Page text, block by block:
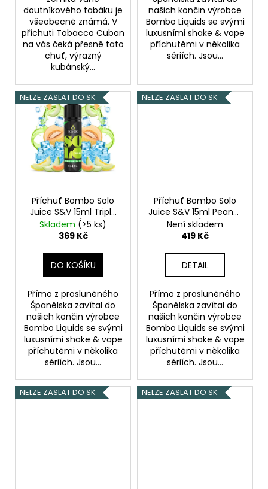
doutníkového tabáku je
všeobecně známá. V
příchuti Tobacco Cuban
na vás čeká přesně tato
chuť, výrazný
kubánský...
našich končin výrobce
Bombo Liquids se svými
luxusními shake & vape
příchutěmi v několika
sériích. Jsou...
NELZE ZASLAT DO SK
Příchuť Bombo Solo
Juice S&V 15ml Triple
Melon Ice (Ledový
cukrový meloun)
Skladem (>5 ks)
369 Kč
DO KOŠÍKU
Přímo z prosluněného
Španělska zavítal do
našich končin výrobce
Bombo Liquids se svými
luxusními shake & vape
příchutěmi v několika
sériích. Jsou...
NELZE ZASLAT DO SK
Příchuť Bombo Solo
Juice S&V 15ml Peanut
Tobacco (Tabák s
arašídy)
Není skladem
419 Kč
DETAIL
Přímo z prosluněného
Španělska zavítal do
našich končin výrobce
Bombo Liquids se svými
luxusními shake & vape
příchutěmi v několika
sériích. Jsou...
NELZE ZASLAT DO SK NELZE ZASLAT DO SK